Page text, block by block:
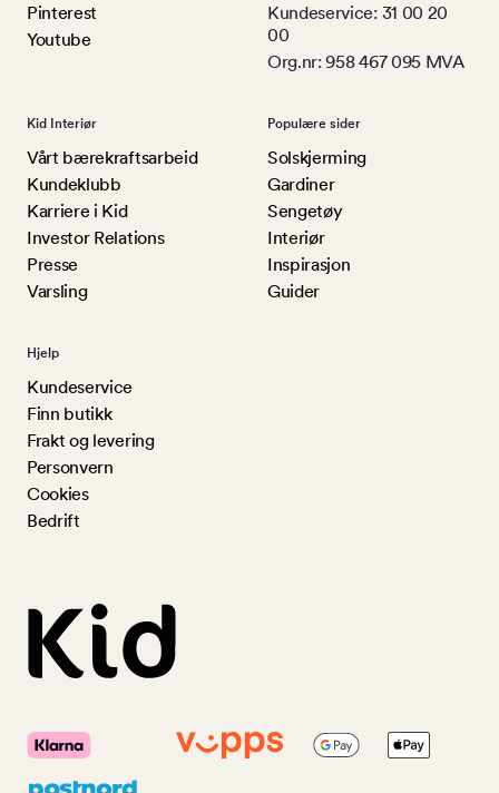
Pinterest
Youtube
Kundeservice: 31 00 20
00
Org.nr: 958 467 095 MVA
Kid Interiør
Vårt bærekraftsarbeid
Kundeklubb
Karriere i Kid
Investor Relations
Presse
Varsling
Populære sider
Solskjerming
Gardiner
Sengetøy
Interiør
Inspirasjon
Guider
Hjelp
Kundeservice
Finn butikk
Frakt og levering
Personvern
Cookies
Bedrift